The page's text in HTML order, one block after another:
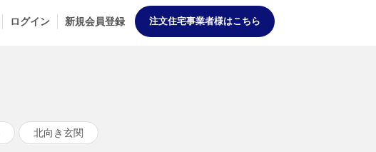
ログイン 新規会員登録 注文住宅事業者様はこちら
北向き玄関